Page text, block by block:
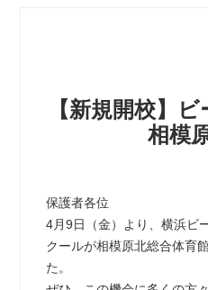
【新規開校】
相模
保護者各位
4月9日（金）より、横浜ビ
クールが相模原北総合体育
た。